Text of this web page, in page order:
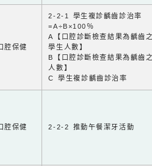
腔保健
2-2-1 學生複診齲齒診治率
=A÷B×100％
A【口腔診斷檢查結果為齲齒
學生人數】
B【口腔診斷檢查結果為齲齒
人數】
C 學生複診齲齒診治率
腔保健 2-2-2 推動午餐潔牙活動